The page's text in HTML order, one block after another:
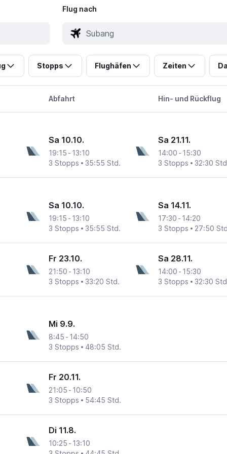
Flug nach
Stopps Flughäfen Zeiten
Abfahrt Hin- und Rückflug
Sa 10.10.
19:15 - 13:10
3 Stopps
35:55 Std.
Sa 21.11.
14:00 - 15:30
3 Stopps
32:30
Sa 10.10.
19:15 - 13:10
3 Stopps
35:55 Std.
Sa 14.11.
17:30 - 14:20
3 Stopps
27:50
Fr 23.10.
21:50 - 13:10
3 Stopps
33:20 Std.
Sa 28.11.
14:00 - 15:30
3 Stopps
32:30
Mi 9.9.
8:45 - 14:50
3 Stopps
48:05 Std.
Fr 20.11.
21:05 - 10:50
3 Stopps
54:45 Std.
Di 11.8.
10:25 - 13:10